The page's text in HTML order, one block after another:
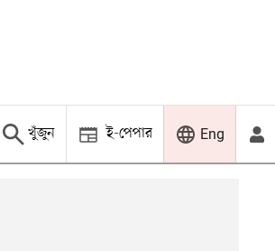
খুঁজুন ই-পেপার Eng